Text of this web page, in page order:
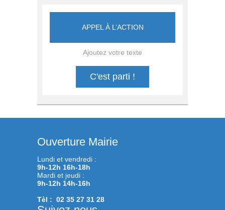
APPEL À L’ACTION
Ajoutez votre texte
C'est parti !
Ouverture Mairie
Lundi et vendredi :
9h-12h 16h-18h
Mardi et jeudi :
9h-12h 14h-16h
Tèl : 02 35 27 31 28